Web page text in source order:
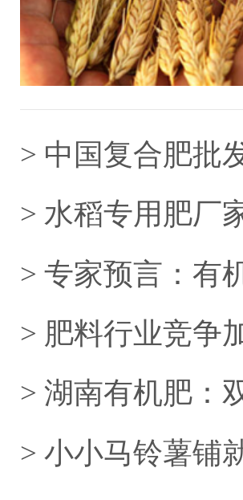
> 中国复合肥批
> 水稻专用肥
> 专家预言：有
> 肥料行业竞争
立足？
> 湖南有机肥：
> 小小马铃薯铺